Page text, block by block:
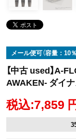
メール便可（容量：10％
【中古 used】A-
AWAKEN- ダイ
税込:7,859